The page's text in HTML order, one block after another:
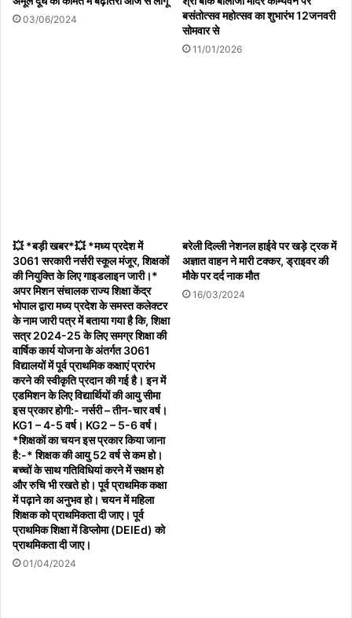
03/06/2024
बसंतोत्सव महोत्सव का शुभारंभ 12जनवरी
सोमवार से
11/01/2026
💥 *बड़ी खबर*💥 *मध्य प्रदेश में
3061 सरकारी नर्सरी स्कूल मंजूर, शिक्षकों
की नियुक्ति के लिए गाइडलाइन जारी।*
अपर मिशन संचालक राज्य शिक्षा केंद्र
भोपाल द्वारा मध्य प्रदेश के समस्त कलेक्टर
के नाम जारी पत्र में बताया गया है कि, शिक्षा
सत्र 2024-25 के लिए समग्र शिक्षा की
वार्षिक कार्य योजना के अंतर्गत 3061
विद्यालयों में पूर्व प्राथमिक कक्षाएं प्रारंभ
करने की स्वीकृति प्रदान की गई है। इन में
एडमिशन के लिए विद्यार्थियों की आयु सीमा
इस प्रकार होगी:- नर्सरी – तीन-चार वर्ष।
KG1 – 4-5 वर्ष। KG2 – 5-6 वर्ष।
*शिक्षकों का चयन इस प्रकार किया जाना
है:-* शिक्षक की आयु 52 वर्ष से कम हो।
बच्चों के साथ गतिविधियां करने में सक्षम हो
और रुचि भी रखते हो। पूर्व प्राथमिक कक्षा
में पढ़ाने का अनुभव हो। चयन में महिला
शिक्षक को प्राथमिकता दी जाए। पूर्व
प्राथमिक शिक्षा में डिप्लोमा (DElEd) को
प्राथमिकता दी जाए।
01/04/2024
बरेली दिल्ली नेशनल हाईवे पर खड़े ट्रक में
अज्ञात वाहन ने मारी टक्कर, ड्राइवर की
मौके पर दर्द नाक मौत
16/03/2024